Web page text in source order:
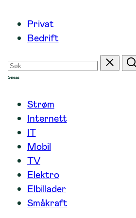
innhold
Privat
Bedrift
Søk
etter
Tilbakestill
Søk
Strøm
Internett
IT
Mobil
TV
Elektro
Elbillader
Småkraft